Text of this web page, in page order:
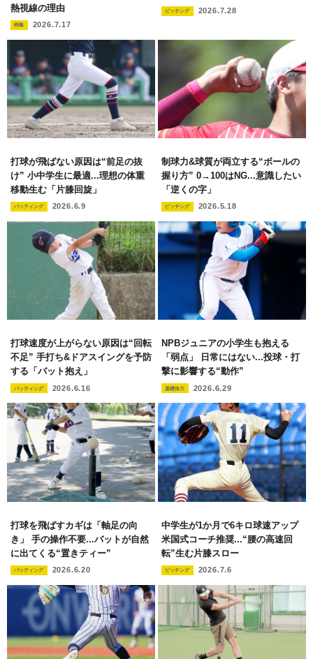
熱視線の理由
特集 2026.7.17
ピッチング 2026.7.28
打球が飛ばない原因は“前足の抜
け” 小中学生に最適...理想の体重
移動生む「片膝回旋」
バッティング 2026.6.9
制球力&球質が両立する“ボールの
握り方” 0→100はNG...意識したい
「逆くの字」
ピッチング 2026.5.18
打球速度が上がらない原因は“回転
不足” 手打ち&ドアスイングを予防
する「バット抱え」
バッティング 2026.6.16
NPBジュニアの小学生も抱える
「弱点」 日常にはない...投球・打
撃に影響する“動作”
基礎体力 2026.6.29
打球を飛ばすカギは「軸足の向
き」 手の操作不要...バットが自然
に出てくる“置きティー”
バッティング 2026.6.20
中学生が1か月で6キロ球速アップ
米国式コーチ推奨...“腰の高速回
転”生む片膝スロー
ピッチング 2026.7.6